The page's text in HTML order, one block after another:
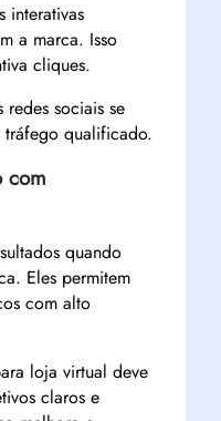
interativas
a marca. Isso
cliques.
sociais se
tráfego qualificado.
com
quando
Eles permitem
com alto
loja virtual deve
claros e